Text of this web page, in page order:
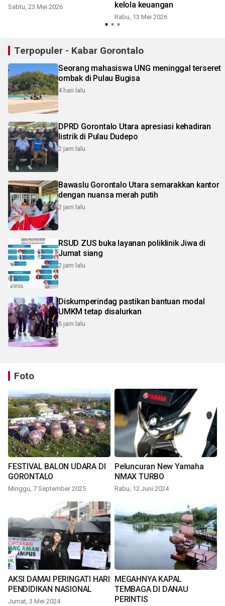
Sabtu, 23 Mei 2026 kelola keuangan
Rabu, 13 Mei 2026
Terpopuler - Kabar Gorontalo
Seorang mahasiswa UNG meninggal terseret
ombak di Pulau Bugisa
4 hari lalu
DPRD Gorontalo Utara apresiasi kehadiran
listrik di Pulau Dudepo
2 jam lalu
Bawaslu Gorontalo Utara semarakkan kantor
dengan nuansa merah putih
2 jam lalu
RSUD ZUS buka layanan poliklinik Jiwa di
Jumat siang
2 jam lalu
Diskumperindag pastikan bantuan modal
UMKM tetap disalurkan
5 jam lalu
Foto
FESTIVAL BALON UDARA DI
GORONTALO
Minggu, 7 September 2025
Peluncuran New Yamaha
NMAX TURBO
Rabu, 12 Juni 2024
AKSI DAMAI PERINGATI HARI
PENDIDIKAN NASIONAL
Jumat, 3 Mei 2024
MEGAHNYA KAPAL
TEMBAGA DI DANAU
PERINTIS